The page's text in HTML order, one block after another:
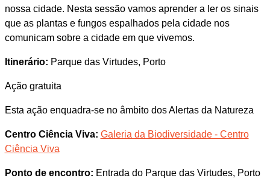
nossa cidade. Nesta sessão vamos aprender a ler os sinais
que as plantas e fungos espalhados pela cidade nos
comunicam sobre a cidade em que vivemos.
Itinerário: Parque das Virtudes, Porto
Ação gratuita
Esta ação enquadra-se no âmbito dos Alertas da Natureza
Centro Ciência Viva: Galeria da Biodiversidade - Centro
Ciência Viva
Ponto de encontro: Entrada do Parque das Virtudes, Porto